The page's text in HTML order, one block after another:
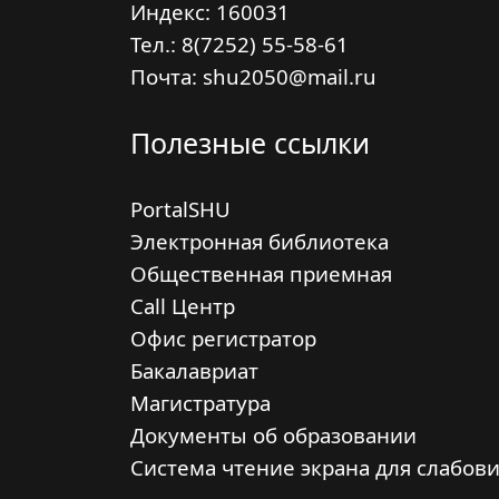
Индекс: 160031
Тел.: 8(7252) 55-58-61
Почта: shu2050@mail.ru
Полезные ссылки
PortalSHU
Электронная библиотека
Общественная приемная
Call Центр
Офис регистратор
Бакалавриат
Магистратура
Документы об образовании
Система чтение экрана для